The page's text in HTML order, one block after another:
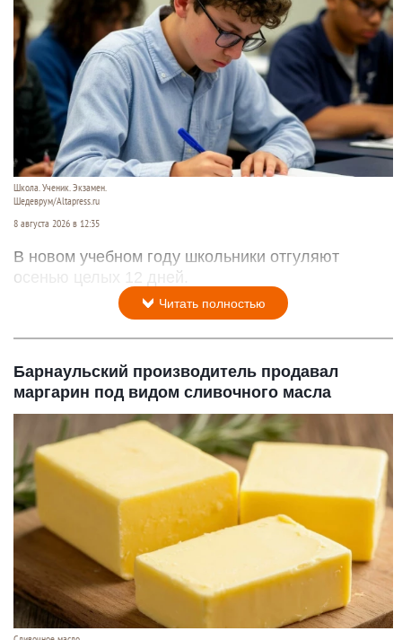
Школа. Ученик. Экзамен.
Шедеврум/Altapress.ru
8 августа 2026 в 12:35
В новом учебном году школьники отгуляют
осенью целых 12 дней.
Читать полностью
Барнаульский производитель продавал
маргарин под видом сливочного масла